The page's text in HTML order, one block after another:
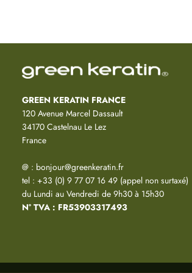
GREEN KERATIN FRANCE
120 Avenue Marcel Dassault
34170 Castelnau Le Lez
France
@ : bonjour@greenkeratin.fr
tel : +33 (0) 9 77 07 16 49 (appel non surtaxé)
du Lundi au Vendredi de 9h30 à 15h30
N° TVA : FR53903317493